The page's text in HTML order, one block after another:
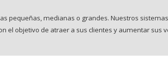
pequeñas, medianas o grandes. Nuestros
el objetivo de atraer a sus clientes y aumentar sus